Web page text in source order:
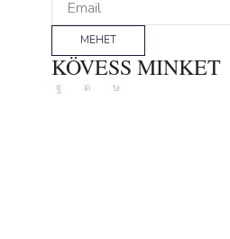
MEHET
KÖVESS MINKET
FacebookInstagram
Tik-